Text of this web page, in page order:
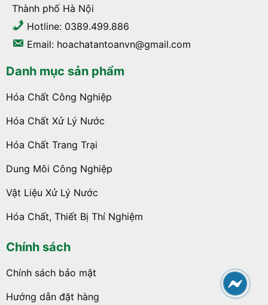
Thành phố Hà Nội
Hotline: 0389.499.886
Email: hoachatantoanvn@gmail.com
Danh mục sản phẩm
Hóa Chất Công Nghiệp
Hóa Chất Xử Lý Nước
Hóa Chất Trang Trại
Dung Môi Công Nghiệp
Vật Liệu Xử Lý Nước
Hóa Chất, Thiết Bị Thí Nghiệm
Chính sách
Chính sách bảo mật
Hướng dẫn đặt hàng